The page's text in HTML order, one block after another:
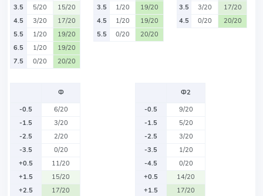
3.5
5/20
15/20
4.5
3/20
17/20
5.5
1/20
19/20
6.5
1/20
19/20
7.5
0/20 20/20
3.5
1/20
19/20
4.5
1/20
19/20
5.5
0/20 20/20
3.5
3/20
17/20
4.5
0/20 20/20
Ф
-0.5
6/20
-1.5
3/20
-2.5
2/20
-3.5
0/20
+0.5
11/20
+1.5
15/20
+2.5
17/20
Ф2
-0.5
9/20
-1.5
5/20
-2.5
3/20
-3.5
1/20
-4.5
0/20
+0.5
14/20
+1.5
17/20